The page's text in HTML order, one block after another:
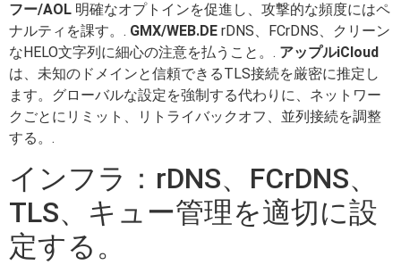
フー/AOL 明確なオプトインを促進し、攻撃的な頻度にはペ
ナルティを課す。. GMX/WEB.DE rDNS、FCrDNS、クリーン
なHELO文字列に細心の注意を払うこと。. アップルiCloud
は、未知のドメインと信頼できるTLS接続を厳密に推定し
ます。グローバルな設定を強制する代わりに、ネットワー
クごとにリミット、リトライバックオフ、並列接続を調整
する。.
インフラ：rDNS、FCrDNS、
TLS、キュー管理を適切に設
定する。